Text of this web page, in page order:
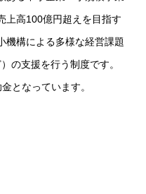
上高100億円超えを目指す
機構による多様な経営課題
の支援を行う制度です。
となっています。